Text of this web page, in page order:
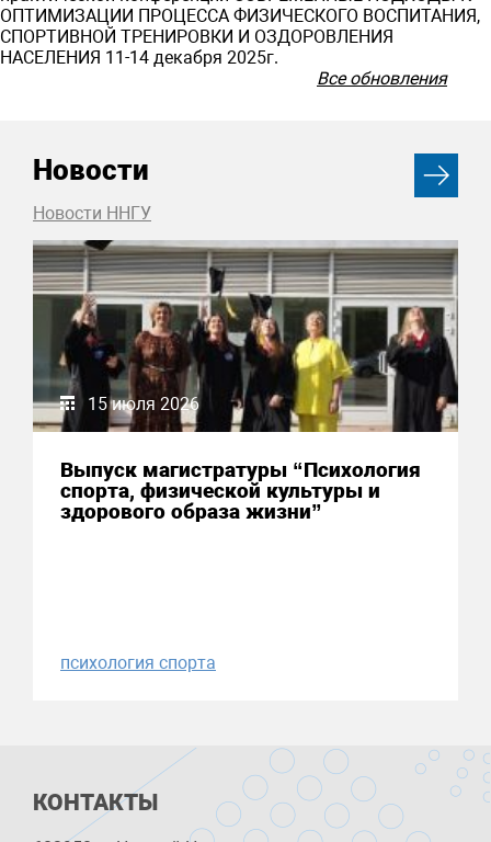
ОПТИМИЗАЦИИ ПРОЦЕССА ФИЗИЧЕСКОГО ВОСПИТАНИЯ,
СПОРТИВНОЙ ТРЕНИРОВКИ И ОЗДОРОВЛЕНИЯ
НАСЕЛЕНИЯ 11-14 декабря 2025г.
Все обновления
Новости
Новости ННГУ
15 июля 2026
Выпуск магистратуры “Психология
спорта, физической культуры и
здорового образа жизни”
психология спорта
КОНТАКТЫ